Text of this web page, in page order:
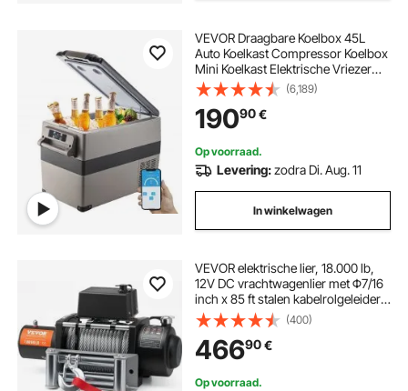
VEVOR Draagbare Koelbox 45L
Auto Koelkast Compressor Koelbox
Mini Koelkast Elektrische Vriezer
voor Auto Camping Vrachtwagen
Boot
(6,189)
19090€
Op voorraad.
Levering:zodra Di. Aug. 11
In winkelwagen
VEVOR elektrische lier, 18.000 lb,
12V DC vrachtwagenlier met Φ7/16
inch x 85 ft stalen kabelrolgeleider,
draadloze en bekabelde
afstandsbediening, IP55 waterdicht
voor het slepen van SUV's, jeeps,
vrachtwagens, aanhangwagens en
boten
(400)
46690€
Op voorraad.